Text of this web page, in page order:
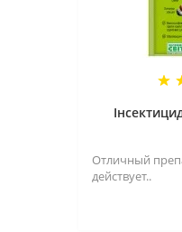
Отличный
действует..